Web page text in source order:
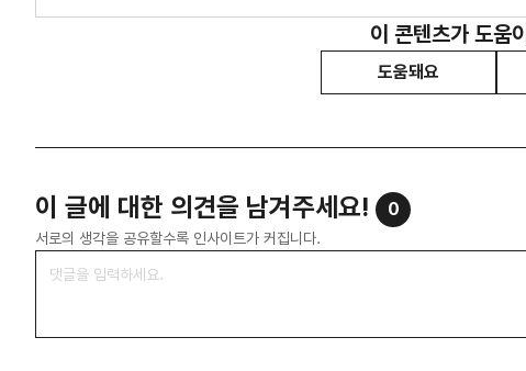
이 콘텐츠가 도움
도움돼요
이 글에 대한 의견을 남겨주세요! 0
서로의 생각을 공유할수록 인사이트가 커집니다.